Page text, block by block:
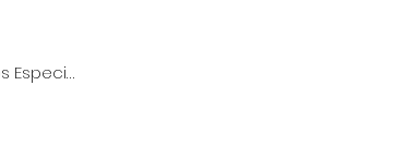
Instalaciones Fijas - Proyectos Especiales